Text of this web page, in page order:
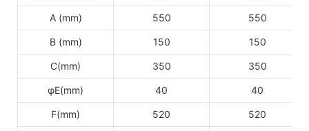
A (mm) 550 550
B (mm) 150 150
C(mm) 350 350
φE(mm) 40 40
F(mm) 520 520